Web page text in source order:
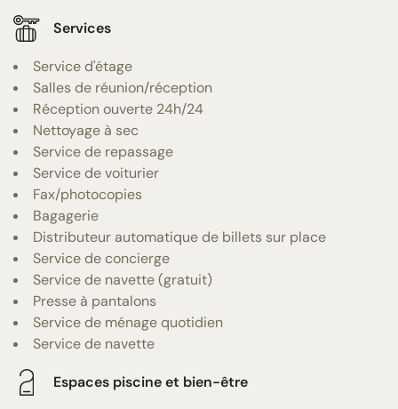
Services
Service d'étage
Salles de réunion/réception
Réception ouverte 24h/24
Nettoyage à sec
Service de repassage
Service de voiturier
Fax/photocopies
Bagagerie
Distributeur automatique de billets sur place
Service de concierge
Service de navette (gratuit)
Presse à pantalons
Service de ménage quotidien
Service de navette
Espaces piscine et bien-être